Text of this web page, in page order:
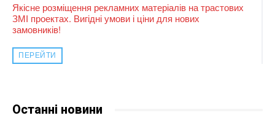
Якісне розміщення рекламних матеріалів на трастових
ЗМІ проектах. Вигідні умови і ціни для нових
замовників!
ПЕРЕЙТИ
Останні новини